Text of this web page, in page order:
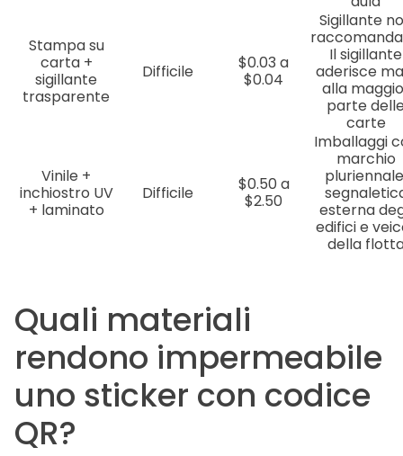
Stampa su
carta +
sigillante
trasparente
Difficile
$0.03 a
$0.04
Sigillante
Il sigillante
aderisce
alla
parte
carte
Vinile +
inchiostro UV
+ laminato
Difficile
$0.50 a
$2.50
Imballaggi
marchio
esterna
edifici e
della
Quali materiali
rendono impermeabile
uno sticker con codice
QR?